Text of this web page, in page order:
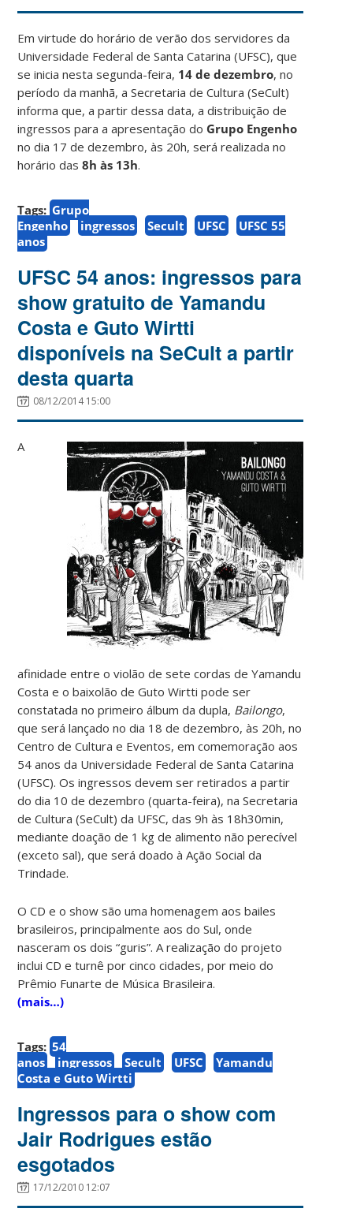
Em virtude do horário de verão dos servidores da
Universidade Federal de Santa Catarina (UFSC), que
se inicia nesta segunda-feira, 14 de dezembro, no
período da manhã, a Secretaria de Cultura (SeCult)
informa que, a partir dessa data, a distribuição de
ingressos para a apresentação do Grupo Engenho
no dia 17 de dezembro, às 20h, será realizada no
horário das 8h às 13h.
Tags: Grupo
Engenho
ingressos Secult UFSC
UFSC 55
anos
UFSC 54 anos: ingressos para
show gratuito de Yamandu
Costa e Guto Wirtti
disponíveis na SeCult a partir
desta quarta
08/12/2014 15:00
A
afinidade entre o violão de sete cordas de Yamandu
Costa e o baixolão de Guto Wirtti pode ser
constatada no primeiro álbum da dupla, Bailongo,
que será lançado no dia 18 de dezembro, às 20h, no
Centro de Cultura e Eventos, em comemoração aos
54 anos da Universidade Federal de Santa Catarina
(UFSC). Os ingressos devem ser retirados a partir
do dia 10 de dezembro (quarta-feira), na Secretaria
de Cultura (SeCult) da UFSC, das 9h às 18h30min,
mediante doação de 1 kg de alimento não perecível
(exceto sal), que será doado à Ação Social da
Trindade.
O CD e o show são uma homenagem aos bailes
brasileiros, principalmente aos do Sul, onde
nasceram os dois “guris”. A realização do projeto
inclui CD e turnê por cinco cidades, por meio do
Prêmio Funarte de Música Brasileira.
(mais…)
Tags: 54
anos
ingressos Secult UFSC
Yamandu
Costa e Guto Wirtti
Ingressos para o show com
Jair Rodrigues estão
esgotados
17/12/2010 12:07